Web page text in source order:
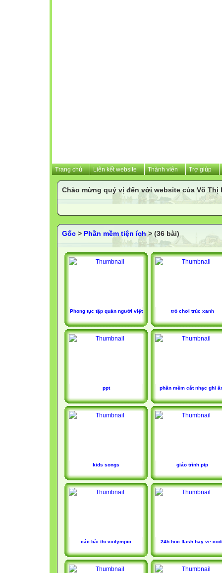
Trang chủ Liên kết website Thành viên Trợ giúp
Chào mừng quý vị đến với website của Võ Thị
Gốc > Phần mềm tiện ích> (36 bài)
Phong tục tập quán người việt trò chơi trúc xanh
ppt phần mềm cắt nhạc ghi
kids songs giáo trình ptp
các bài thi violympic 24h hoc flash hay ve